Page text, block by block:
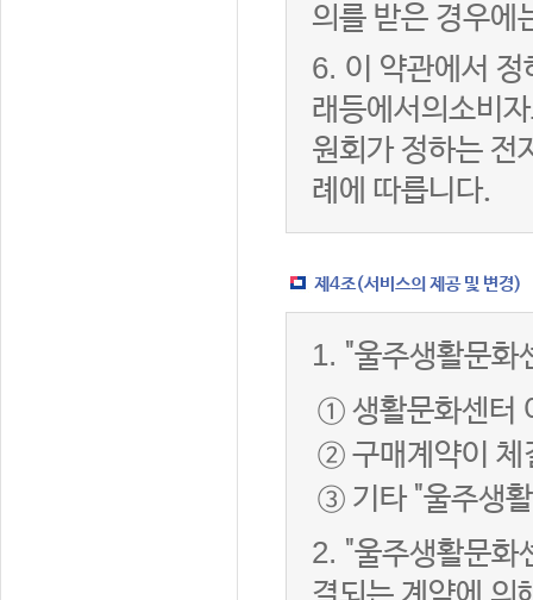
의를 받은 경우에
6. 이 약관에서
래등에서의소비
원회가 정하는 전
례에 따릅니다.
제4조(서비스의 제공 및 변경)
1. "울주생활문화
① 생활문화센터
② 구매계약이 체
③ 기타 "울주생
2. "울주생활문화